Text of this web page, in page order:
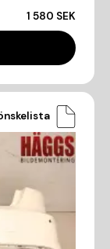
1 580 SEK